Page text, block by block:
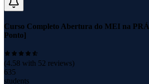
Curso Completo Abertura do MEI na
Ponto]
(4.58 with 52 reviews)
635
students